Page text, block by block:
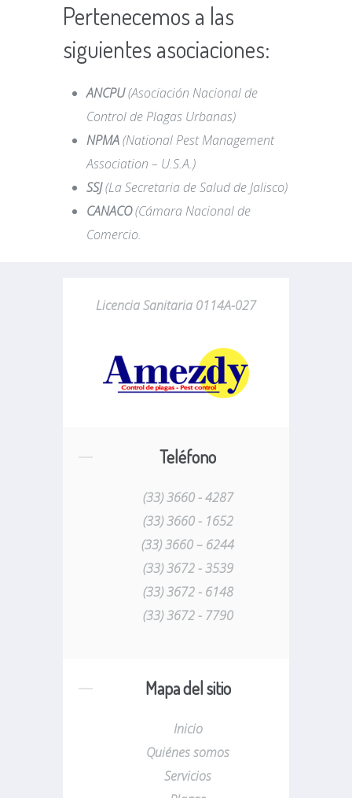
Pertenecemos a las
siguientes asociaciones:
ANCPU(Asociación Nacional de
Control de Plagas Urbanas)
NPMA(National Pest Management
Association – U.S.A.)
SSJ(La Secretaria de Salud de Jalisco)
CANACO(Cámara Nacional de
Comercio.
Licencia Sanitaria 0114A-027
Teléfono
(33) 3660 - 4287
(33) 3660 - 1652
(33) 3660 – 6244
(33) 3672 - 3539
(33) 3672 - 6148
(33) 3672 - 7790
Mapa del sitio
Inicio
Quiénes somos
Servicios